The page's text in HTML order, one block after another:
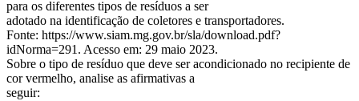
para os diferentes tipos de resíduos a ser
adotado na identificação de coletores e transportadores.
Fonte: https://www.siam.mg.gov.br/sla/download.pdf?
idNorma=291. Acesso em: 29 maio 2023.
Sobre o tipo de resíduo que deve ser acondicionado no recipiente de
cor vermelho, analise as afirmativas a
seguir: